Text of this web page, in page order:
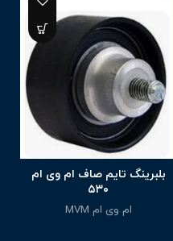
بلبرینگ تایم صاف ام وی ام
۵۳۰
ام وی ام MVM